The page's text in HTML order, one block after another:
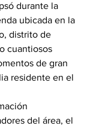
durante la
ubicada en la
distrito de
cuantiosos
de gran
residente en el
del área, el